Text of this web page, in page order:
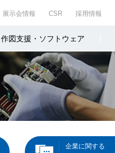
展示会情報 CSR 採用情報
作図支援・ソフトウェア
企業に関する